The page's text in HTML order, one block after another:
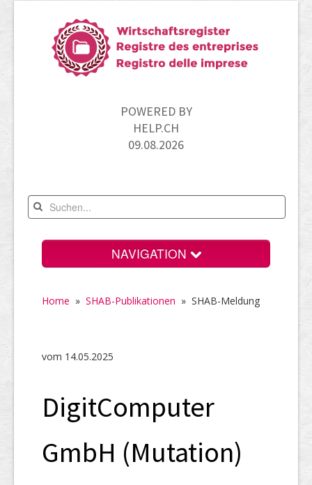
POWERED BY
HELP.CH
09.08.2026
NAVIGATION
UID-Register
Marken-Register
Home » SHAB-Publikationen » SHAB-Meldung
vom 14.05.2025
DigitComputer
GmbH (Mutation)